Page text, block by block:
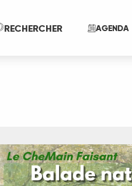
AGENDA
RECHERCHERRecherche